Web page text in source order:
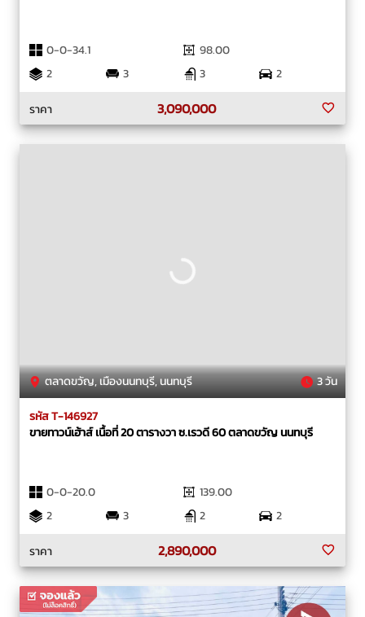
0-0-34.1
98.00
2
3 3
2
ราคา
3,090,000
ตลาดขวัญ, เมืองนนทบุรี, นนทบุรี 3 วัน
รหัส T-146927
ขายทาวน์เฮ้าส์ เนื้อที่ 20 ตารางวา ซ.เรวดี 60 ตลาดขวัญ นนทบุรี
0-0-20.0
139.00
2
3 2
2
ราคา
2,890,000